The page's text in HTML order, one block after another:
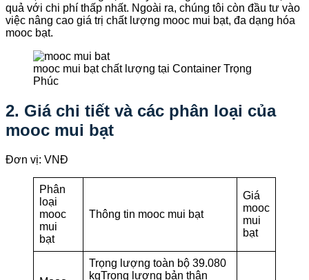
quả với chi phí thấp nhất. Ngoài ra, chúng tôi còn đầu tư vào
việc nâng cao giá trị chất lượng mooc mui bạt, đa dạng hóa
mooc bạt.
mooc mui bạt chất lượng tại Container Trọng
Phúc
2. Giá chi tiết và các phân loại của
mooc mui bạt
Đơn vị: VNĐ
Phân
loại
mooc
mui
bạt
Thông tin mooc mui bạt
Giá
mooc
mui
bạt
Trọng lượng toàn bộ 39.080
kgTrọng lượng bản thân